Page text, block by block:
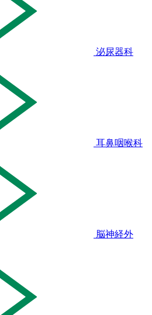
泌尿器科
耳鼻咽喉科
脳神経外